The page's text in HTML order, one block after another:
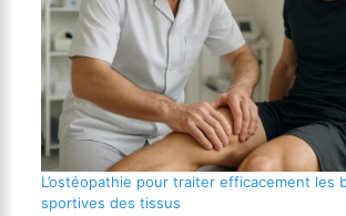
L’ostéopathie pour traiter efficacement les
sportives des tissus